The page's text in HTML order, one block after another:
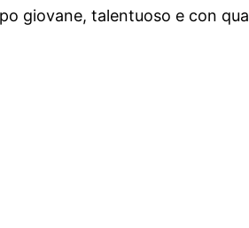
giovane, talentuoso e con